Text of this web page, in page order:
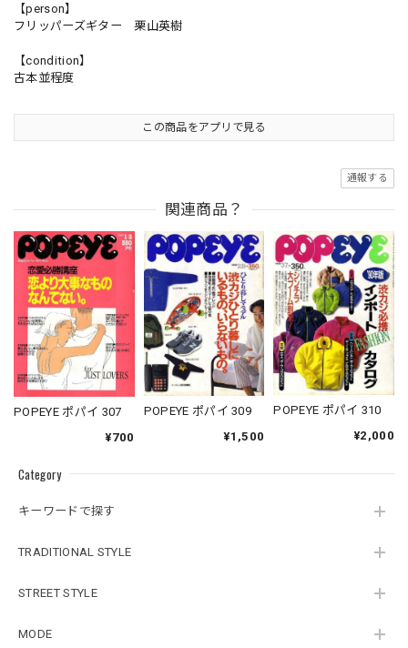
Category
キーワードで探す
TRADITIONAL STYLE
STREET STYLE
MODE
【person】
フリッパーズギター 栗山英樹
【condition】
古本並程度
この商品をアプリで見る
通報する
関連商品？
POPEYE ポパイ 307
¥700
POPEYE ポパイ 309
¥1,500
POPEYE ポパイ 310
¥2,000